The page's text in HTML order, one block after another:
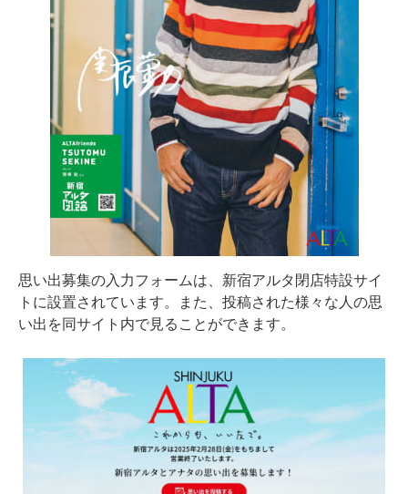
思い出募集の入力フォームは、新宿アルタ閉店特設サイ
トに設置されています。また、投稿された様々な人の思
い出を同サイト内で見ることができます。